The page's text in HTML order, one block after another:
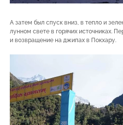
А затем был спуск вниз, в тепло и
лунном свете в горячих источниках.
и возвращение на джипах в Покхару.